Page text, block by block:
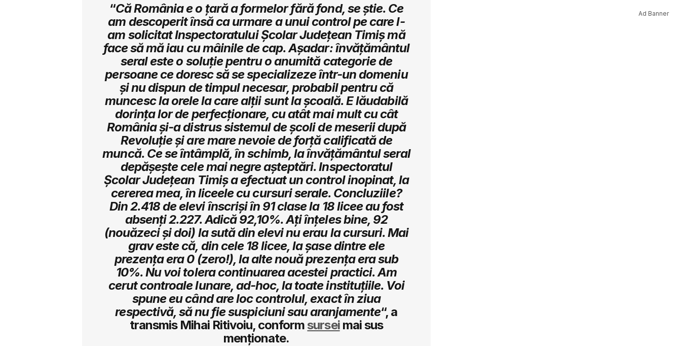
“Că România e o țară a formelor fără fond, se știe. Ce
am descoperit însă ca urmare a unui control pe care l-
am solicitat Inspectoratului Școlar Județean Timiș mă
face să mă iau cu mâinile de cap. Așadar: învățământul
seral este o soluție pentru o anumită categorie de
persoane ce doresc să se specializeze într-un domeniu
și nu dispun de timpul necesar, probabil pentru că
muncesc la orele la care alții sunt la școală. E lăudabilă
dorința lor de perfecționare, cu atât mai mult cu cât
România și-a distrus sistemul de școli de meserii după
Revoluție și are mare nevoie de forță calificată de
muncă. Ce se întâmplă, în schimb, la învățământul seral
depășește cele mai negre așteptări. Inspectoratul
Școlar Județean Timiș a efectuat un control inopinat, la
cererea mea, în liceele cu cursuri serale. Concluziile?
Din 2.418 de elevi înscriși în 91 clase la 18 licee au fost
absenți 2.227. Adică 92,10%. Ați înțeles bine, 92
(nouăzeci și doi) la sută din elevi nu erau la cursuri. Mai
grav este că, din cele 18 licee, la șase dintre ele
prezența era 0 (zero!), la alte nouă prezența era sub
10%. Nu voi tolera continuarea acestei practici. Am
cerut controale lunare, ad-hoc, la toate instituțiile. Voi
spune eu când are loc controlul, exact în ziua
respectivă, să nu fie suspiciuni sau aranjamente“, a
transmis Mihai Ritivoiu, conformsurseimai sus
menționate.
Ad Banner